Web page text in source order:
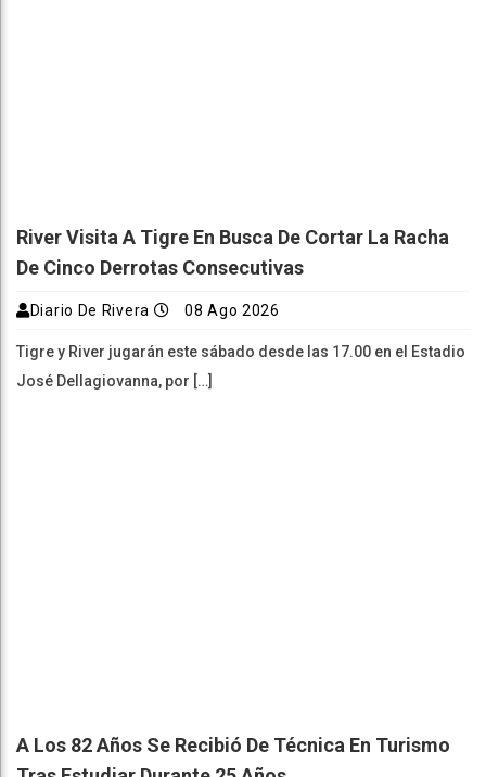
River Visita A Tigre En Busca De Cortar La Racha
De Cinco Derrotas Consecutivas
Diario De Rivera 08 Ago 2026
Tigre y River jugarán este sábado desde las 17.00 en el Estadio
José Dellagiovanna, por […]
A Los 82 Años Se Recibió De Técnica En Turismo